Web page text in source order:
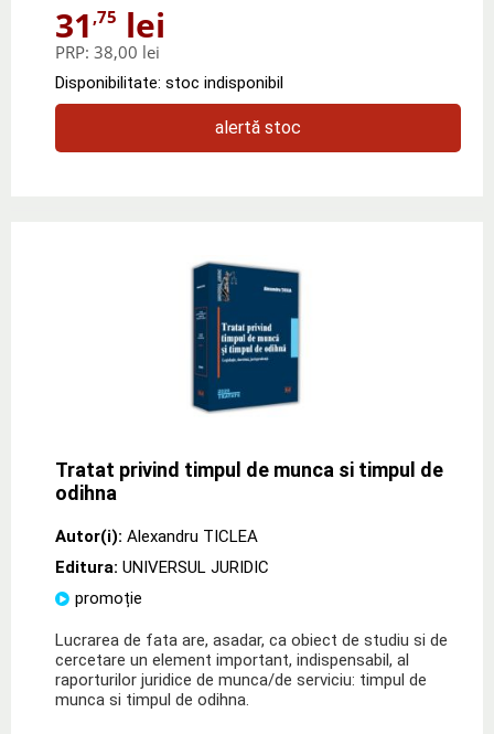
31 ,75 lei
PRP: 38,00 lei
Disponibilitate: stoc indisponibil
alertă stoc
Tratat privind timpul de munca si timpul de
odihna
Autor(i): Alexandru TICLEA
Editura: UNIVERSUL JURIDIC
promoție
Lucrarea de fata are, asadar, ca obiect de studiu si de
cercetare un element important, indispensabil, al
raporturilor juridice de munca/de serviciu: timpul de
munca si timpul de odihna.